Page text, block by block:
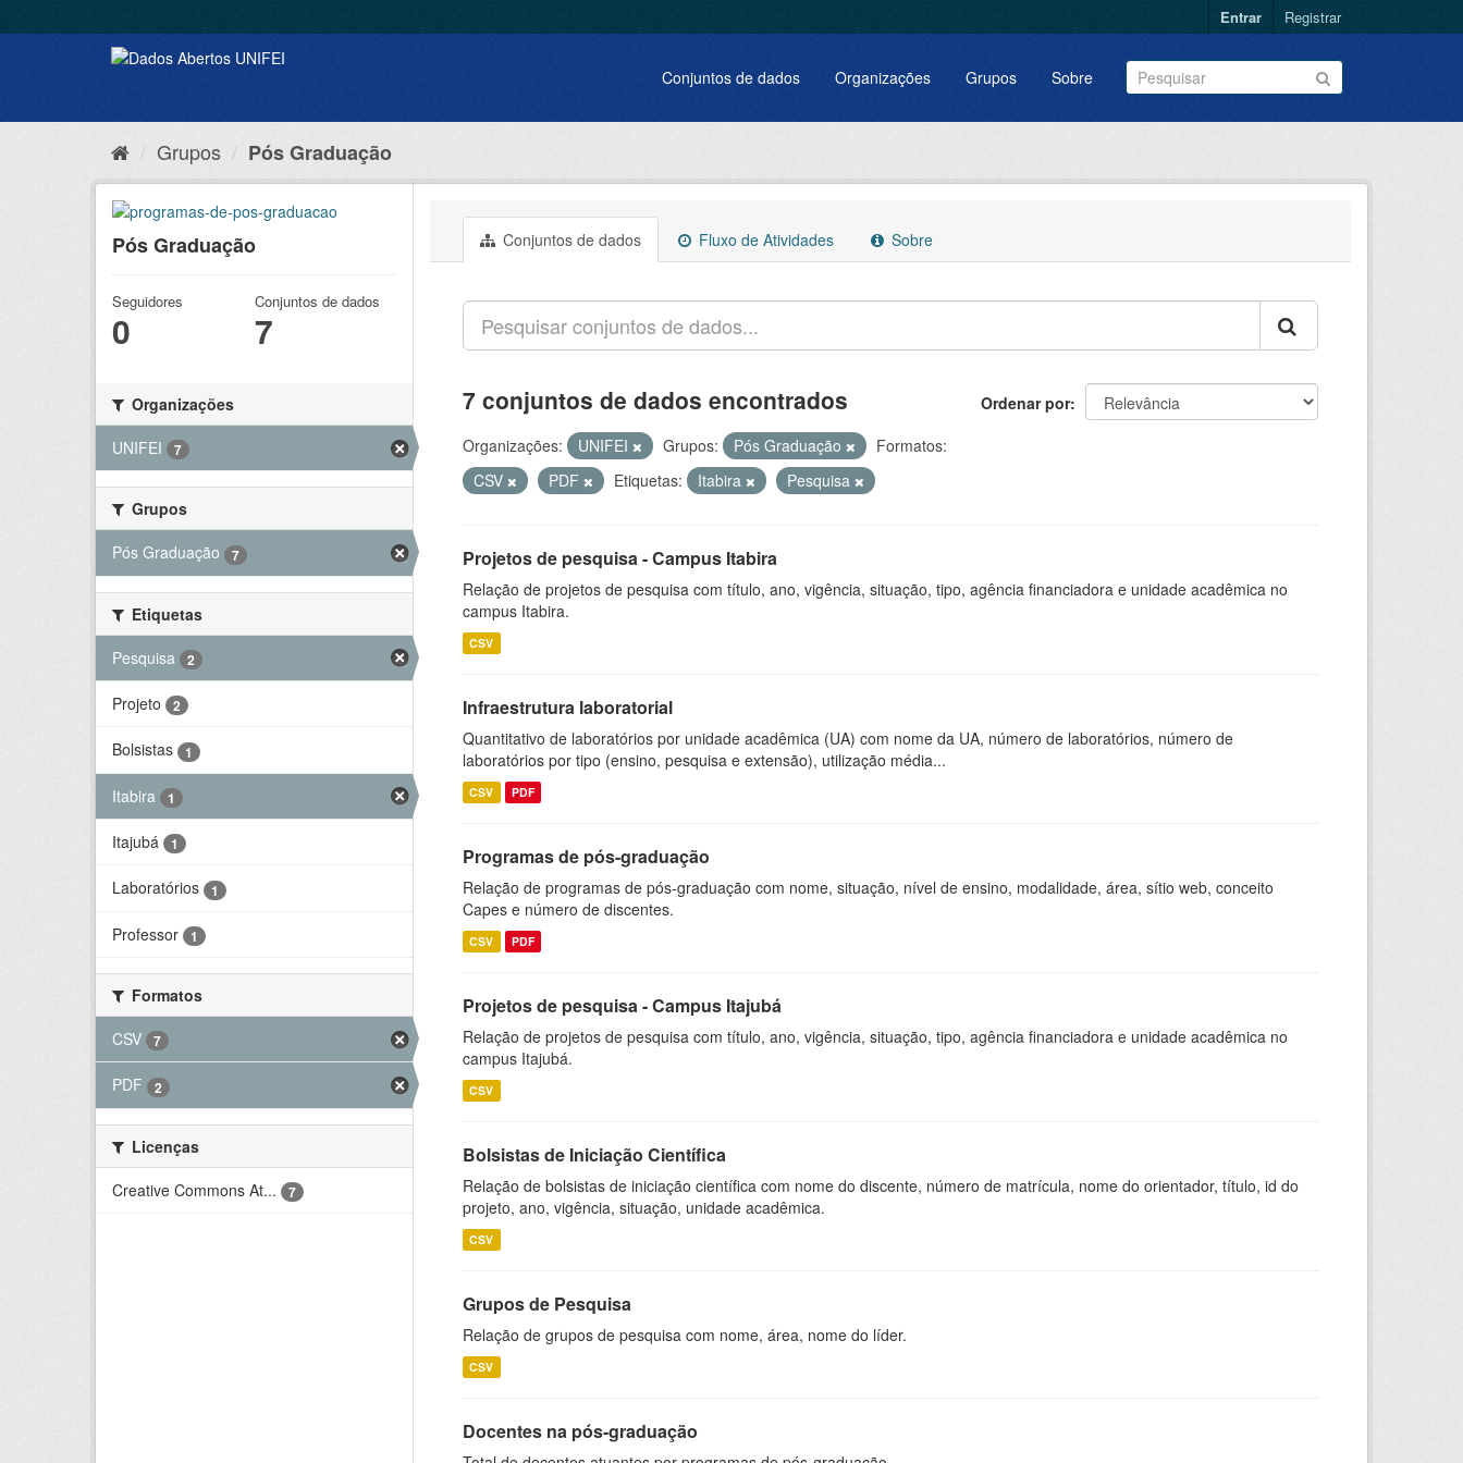
Entrar Registrar
Conjuntos de dados Organizações Grupos Sobre
Grupos Pós Graduação
Pós Graduação
Seguidores
0
Conjuntos de dados
7
Organizações
UNIFEI
7
Grupos
Pós Graduação
7
Etiquetas
Pesquisa
2
Projeto 2
Bolsistas 1
Itabira 1
Itajubá 1
Laboratórios 1
Professor 1
Formatos
CSV
7
PDF 2
Licenças
Creative Commons At...
7
Conjuntos de dados Fluxo de Atividades Sobre
Ordenar por
7 conjuntos de dados encontrados
Organizações: UNIFEI Grupos: Pós Graduação
Formatos:
CSV
PDF Etiquetas: Itabira Pesquisa
Projetos de pesquisa - Campus Itabira
Relação de projetos de pesquisa com título, ano, vigência, situação, tipo, agência financiadora e unidade acadêmica no
campus Itabira.
CSV
Infraestrutura laboratorial
Quantitativo de laboratórios por unidade acadêmica (UA) com nome da UA, número de laboratórios, número de
laboratórios por tipo (ensino, pesquisa e extensão), utilização média...
CSV PDF
Programas de pós-graduação
Relação de programas de pós-graduação com nome, situação, nível de ensino, modalidade, área, sítio web, conceito
Capes e número de discentes.
CSV PDF
Projetos de pesquisa - Campus Itajubá
Relação de projetos de pesquisa com título, ano, vigência, situação, tipo, agência financiadora e unidade acadêmica no
campus Itajubá.
CSV
Bolsistas de Iniciação Científica
Relação de bolsistas de iniciação científica com nome do discente, número de matrícula, nome do orientador, título, id do
projeto, ano, vigência, situação, unidade acadêmica.
CSV
Grupos de Pesquisa
Relação de grupos de pesquisa com nome, área, nome do líder.
CSV
Docentes na pós-graduação